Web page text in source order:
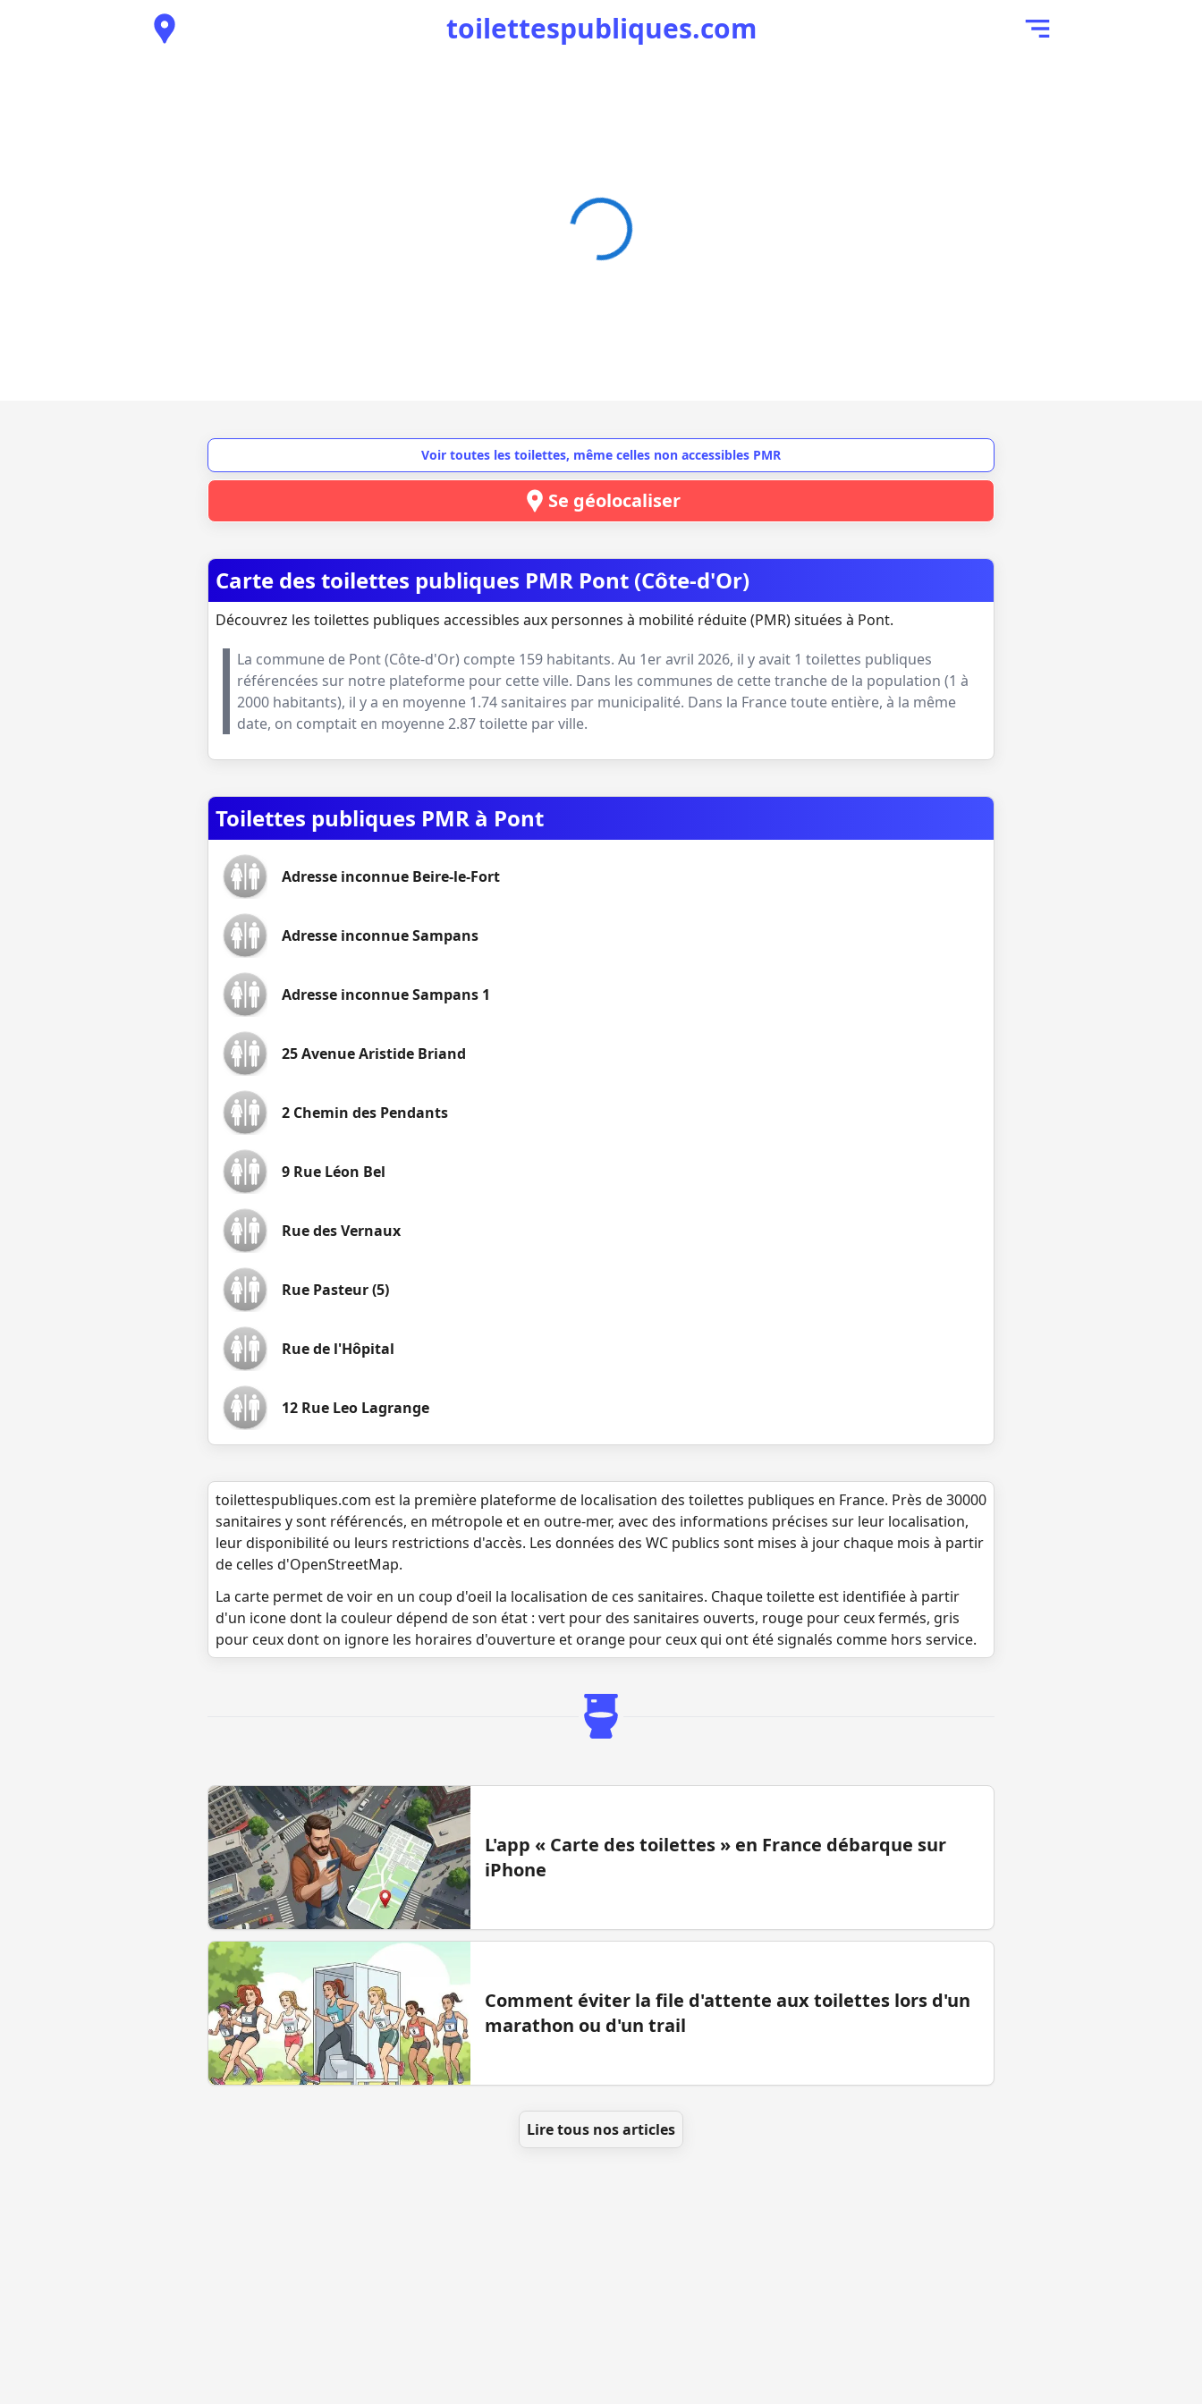
toilettespubliques.com
Voir toutes les toilettes, même celles non accessibles PMR
Se géolocaliser
Carte des toilettes publiques PMR Pont (Côte-d'Or)
Découvrez les toilettes publiques accessibles aux personnes à mobilité réduite (PMR) situées à Pont.
La commune de Pont(Côte-d'Or) compte 159 habitants. Au 1er avril 2026, il y avait 1 toilettes publiques
référencées sur notre plateforme pour cette ville. Dans les communes de cette tranche de la population (1 à
2000 habitants), il y a en moyenne 1.74 sanitaires par municipalité. Dans la France toute entière, à la même
date, on comptait en moyenne2.87toilette par ville.
Toilettes publiques PMR à Pont
Adresse inconnue Beire-le-Fort
Adresse inconnue Sampans
Adresse inconnue Sampans 1
25 Avenue Aristide Briand
2 Chemin des Pendants
9 Rue Léon Bel
Rue des Vernaux
Rue Pasteur (5)
Rue de l'Hôpital
12 Rue Leo Lagrange
toilettespubliques.com est la première plateforme de localisation des toilettes publiques en France. Près de 30000
sanitaires y sont référencés, en métropole et en outre-mer, avec des informations précises sur leur localisation,
leur disponibilité ou leurs restrictions d'accès. Les données des WC publics sont mises à jour chaque mois à partir
de celles d'OpenStreetMap.
La carte permet de voir en un coup d'oeil la localisation de ces sanitaires. Chaque toilette est identifiée à partir
d'un icone dont la couleur dépend de son état : vert pour des sanitaires ouverts, rouge pour ceux fermés, gris
pour ceux dont on ignore les horaires d'ouverture et orange pour ceux qui ont été signalés comme hors service.
L'app « Carte des toilettes » en France débarque sur
iPhone
Comment éviter la file d'attente aux toilettes lors d'un
marathon ou d'un trail
Lire tous nos articles